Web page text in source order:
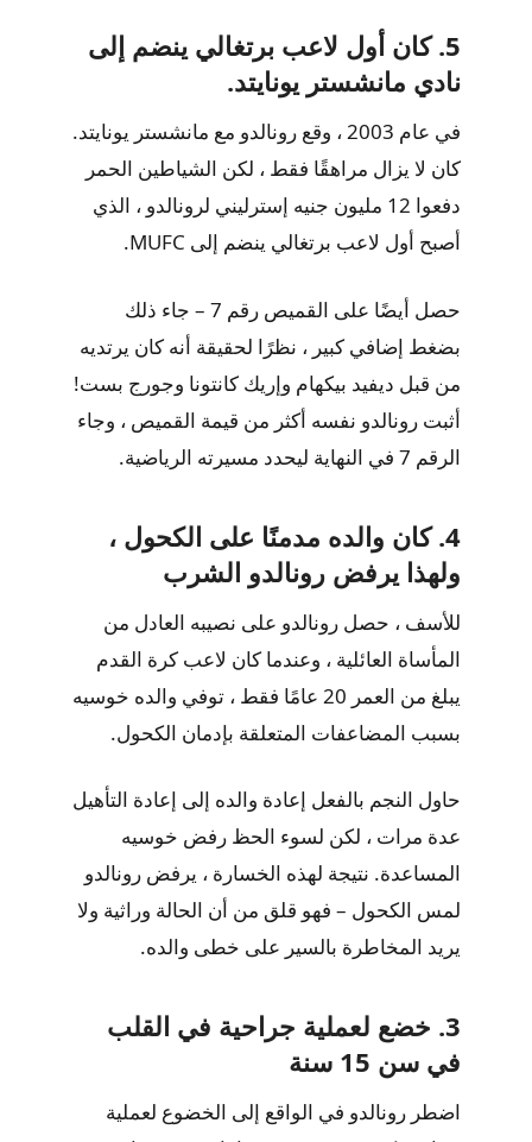
5. كان أول لاعب برتغالي ينضم إلى
نادي مانشستر يونايتد.
في عام 2003 ، وقع رونالدو مع مانشستر يونايتد.
كان لا يزال مراهقًا فقط ، لكن الشياطين الحمر
دفعوا 12 مليون جنيه إسترليني لرونالدو ، الذي
أصبح أول لاعب برتغالي ينضم إلى MUFC.
حصل أيضًا على القميص رقم 7 – جاء ذلك
بضغط إضافي كبير ، نظرًا لحقيقة أنه كان يرتديه
من قبل ديفيد بيكهام وإريك كانتونا وجورج بست!
أثبت رونالدو نفسه أكثر من قيمة القميص ، وجاء
الرقم 7 في النهاية ليحدد مسيرته الرياضية.
4. كان والده مدمنًا على الكحول ،
ولهذا يرفض رونالدو الشرب
للأسف ، حصل رونالدو على نصيبه العادل من
المأساة العائلية ، وعندما كان لاعب كرة القدم
يبلغ من العمر 20 عامًا فقط ، توفي والده خوسيه
بسبب المضاعفات المتعلقة بإدمان الكحول.
حاول النجم بالفعل إعادة والده إلى إعادة التأهيل
عدة مرات ، لكن لسوء الحظ رفض خوسيه
المساعدة. نتيجة لهذه الخسارة ، يرفض رونالدو
لمس الكحول – فهو قلق من أن الحالة وراثية ولا
يريد المخاطرة بالسير على خطى والده.
3. خضع لعملية جراحية في القلب
في سن 15 سنة
اضطر رونالدو في الواقع إلى الخضوع لعملية